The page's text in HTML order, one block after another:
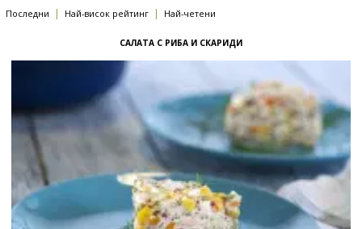
Последни | Най-висок рейтинг | Най-четени
САЛАТА С РИБА И СКАРИДИ